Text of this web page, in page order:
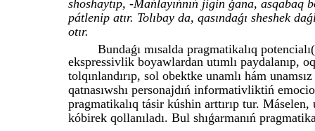
shoshaytıp, -Mańlayıńnıń jigin ǵana,
pátlenip atır. Tolıbay da, qasındaǵı sheshek
otır.
Bundaǵı mısalda pragmatikalıq
ekspressivlik boyawlardan utımlı paydalanıp,
tolqınlandırıp, sol obektke unamlı hám
qatnasıwshı personajdıń informativliktiń
pragmatikalıq tásir kúshin arttırıp tur.
kóbirek qollanıladı. Bul shıǵarmanıń